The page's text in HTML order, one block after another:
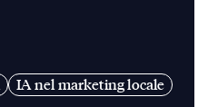
IA nel marketing locale